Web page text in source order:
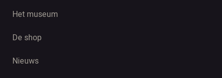
Het museum
De shop
Nieuws